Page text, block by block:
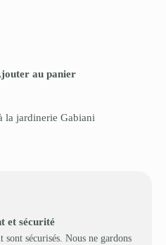
au panier
la jardinerie Gabiani
et sécurité
sécurisés. Nous ne gardons